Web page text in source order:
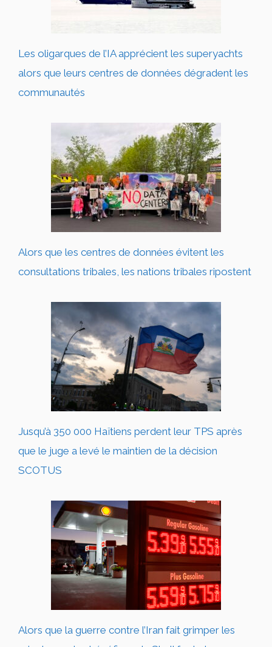
Les oligarques de l’IA apprécient les superyachts
alors que leurs centres de données dégradent les
communautés
Alors que les centres de données évitent les
consultations tribales, les nations tribales ripostent
Jusqu’à 350 000 Haïtiens perdent leur TPS après
que le juge a levé le maintien de la décision
SCOTUS
Alors que la guerre contre l’Iran fait grimper les